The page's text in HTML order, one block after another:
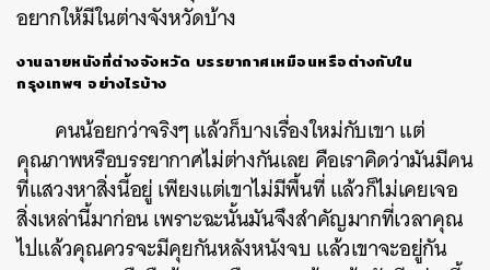
อยากให้มีในต่างจังหวัดบ้าง
งานฉายหนังที่ต่างจังหวัด บรรยากาศเหมือนหรือต่างกับใน
กรุงเทพฯ อย่างไรบ้าง
คนน้อยกว่าจริงๆ แล้วก็บางเรื่องใหม่กับเขา แต่
คุณภาพหรือบรรยากาศไม่ต่างกันเลย คือเราคิดว่ามันมีคน
ที่แสวงหาสิ่งนี้อยู่ เพียงแต่เขาไม่มีพื้นที่ แล้วก็ไม่เคยเจอ
สิ่งเหล่านี้มาก่อน เพราะฉะนั้นมันจึงสำคัญมากที่เวลาคุณ
ไปแล้วคุณควรจะมีคุยกันหลังหนังจบ แล้วเขาจะอยู่กัน